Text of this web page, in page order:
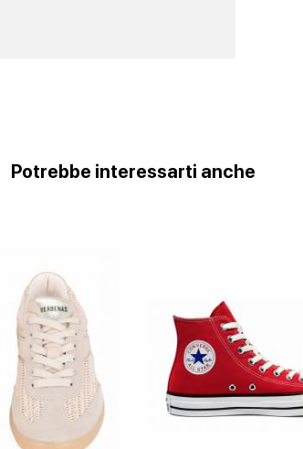
Potrebbe interessarti anche